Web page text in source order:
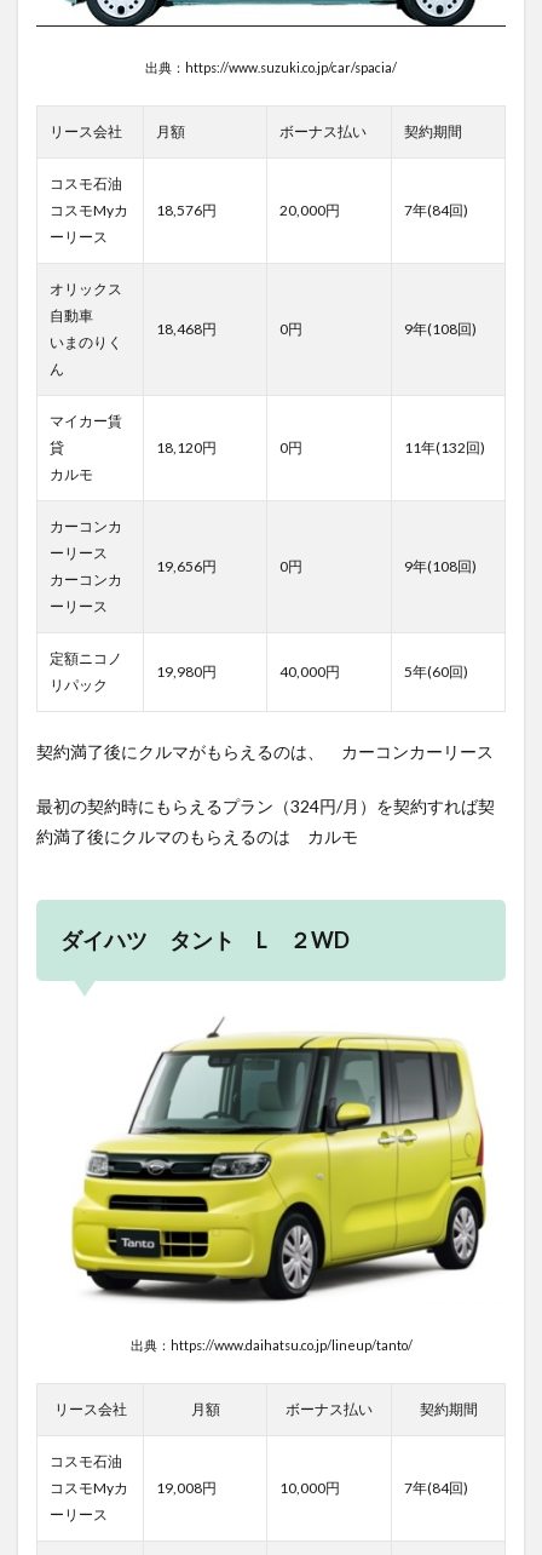
出典：https://www.suzuki.co.jp/car/spacia/
リース会社 月額 ボーナス払い 契約期間
コスモ石油
コスモMyカ
ーリース
18,576円 20,000円 7年(84回)
オリックス
自動車
いまのりく
ん
18,468円 0円 9年(108回)
マイカー賃
貸
カルモ
18,120円 0円 11年(132回)
カーコンカ
ーリース
カーコンカ
ーリース
19,656円 0円 9年(108回)
定額ニコノ
リパック
19,980円 40,000円 5年(60回)
契約満了後にクルマがもらえるのは、 カーコンカーリース
最初の契約時にもらえるプラン（324円/月）を契約すれば契
約満了後にクルマのもらえるのは カルモ
ダイハツ タント L ２WD
出典：https://www.daihatsu.co.jp/lineup/tanto/
リース会社 月額 ボーナス払い 契約期間
コスモ石油
コスモMyカ
ーリース
19,008円 10,000円 7年(84回)